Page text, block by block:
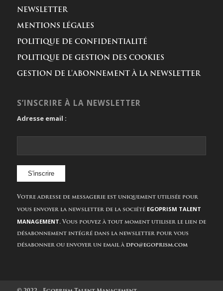
NEWSLETTER
MENTIONS LÉGALES
POLITIQUE DE CONFIDENTIALITÉ
POLITIQUE DE GESTION DES COOKIES
GESTION DE L’ABONNEMENT À LA NEWSLETTER
S’INSCRIRE À LA NEWSLETTER
Adresse email :
Votre adresse de messagerie est uniquement utilisée pour
vous envoyer la newsletter de la société EGOPRISM TALENT
MANAGEMENT.Vous pouvez à tout moment utiliser le lien de
désabonnement intégré dans la newsletter pour vous
désabonner ou envoyer un email à dpo@egoprism.com